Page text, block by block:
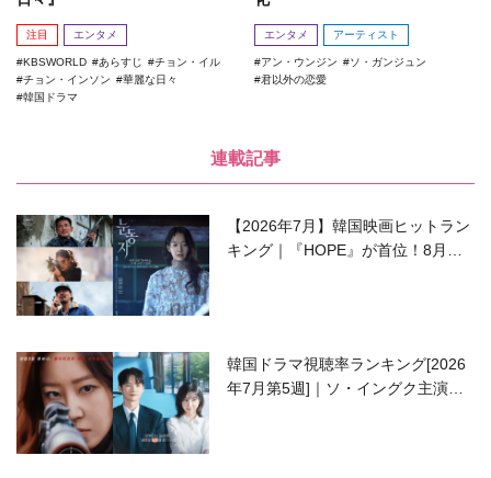
注目 エンタメ
KBSWORLD あらすじ
チョン・イル
チョン・インソン
華麗な日々
韓国ドラマ
エンタメ アーティスト
アン・ウンジン
ソ・ガンジュン
君以外の恋愛
連載記事
【2026年7月】韓国映画ヒットラン
キング｜『HOPE』が首位！8月公
韓国ドラマ視聴率ランキング[2026
年7月第5週]｜ソ・イングク主演の